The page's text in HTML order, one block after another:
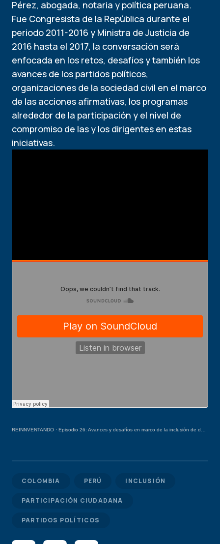
Pérez, abogada, notaria y política peruana.
Fue Congresista de la República durante el
periodo 2011-2016 y Ministra de Justicia de
2016 hasta el 2017, la conversación será
enfocada en los retos, desafíos y también los
avances de los partidos políticos,
organizaciones de la sociedad civil en el marco
de las acciones afirmativas, los programas
alrededor de la participación y el nivel de
compromiso de las y los dirigentes en estas
iniciativas.
REINNVENTANDO · Episodio 26: Avances y desafíos en marco de la inclusión de de género en partidos políticos
COLOMBIA PERÚ INCLUSIÓN
PARTICIPACIÓN CIUDADANA
PARTIDOS POLÍTICOS